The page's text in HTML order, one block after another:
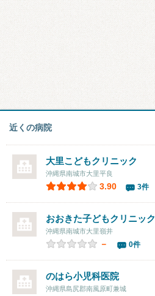
近くの病院
大里こどもクリニック
沖縄県南城市大里平良
3.90 3件
おおきた子どもクリニック
沖縄県南城市大里嶺井
－ 0件
のはら小児科医院
沖縄県島尻郡南風原町兼城